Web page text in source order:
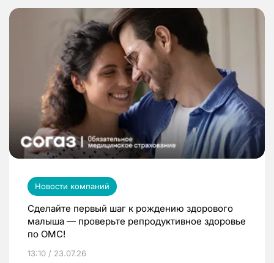
Новости компаний
Сделайте первый шаг к рождению здорового
малыша — проверьте репродуктивное здоровье
по ОМС!
13:10 / 23.07.26